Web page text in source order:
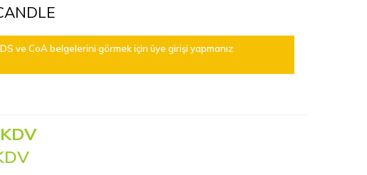
ve CoA belgelerini görmek için üye girişi yapmanız